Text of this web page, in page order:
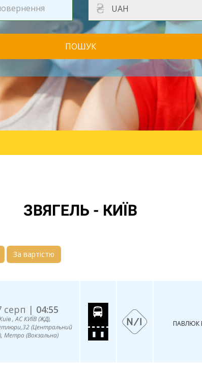
₴
ПОШУК
ЗВЯГЕЛЬ - КИЇВ
За вартістю
серп | 04:55
, АС КИЇВ (ЖД),
(Центральний
Метро (Вокзальна)
ПАВЛЮК